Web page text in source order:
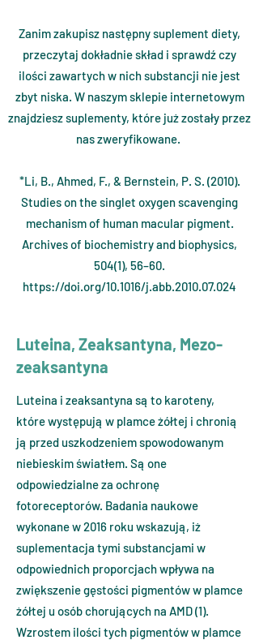
Zanim zakupisz następny suplement diety,
przeczytaj dokładnie skład i sprawdź czy
ilości zawartych w nich substancji nie jest
zbyt niska. W naszym sklepie internetowym
znajdziesz suplementy, które już zostały przez
nas zweryfikowane.
*Li, B., Ahmed, F., & Bernstein, P. S. (2010).
Studies on the singlet oxygen scavenging
mechanism of human macular pigment.
Archives of biochemistry and biophysics,
504(1), 56–60.
https://doi.org/10.1016/j.abb.2010.07.024
Luteina, Zeaksantyna, Mezo-
zeaksantyna
Luteina i zeaksantyna są to karoteny,
które występują w plamce żółtej i chronią
ją przed uszkodzeniem spowodowanym
niebieskim światłem. Są one
odpowiedzialne za ochronę
fotoreceptorów. Badania naukowe
wykonane w 2016 roku wskazują, iż
suplementacja tymi substancjami w
odpowiednich proporcjach wpływa na
zwiększenie gęstości pigmentów w plamce
żółtej u osób chorujących na AMD (1).
Wzrostem ilości tych pigmentów w plamce